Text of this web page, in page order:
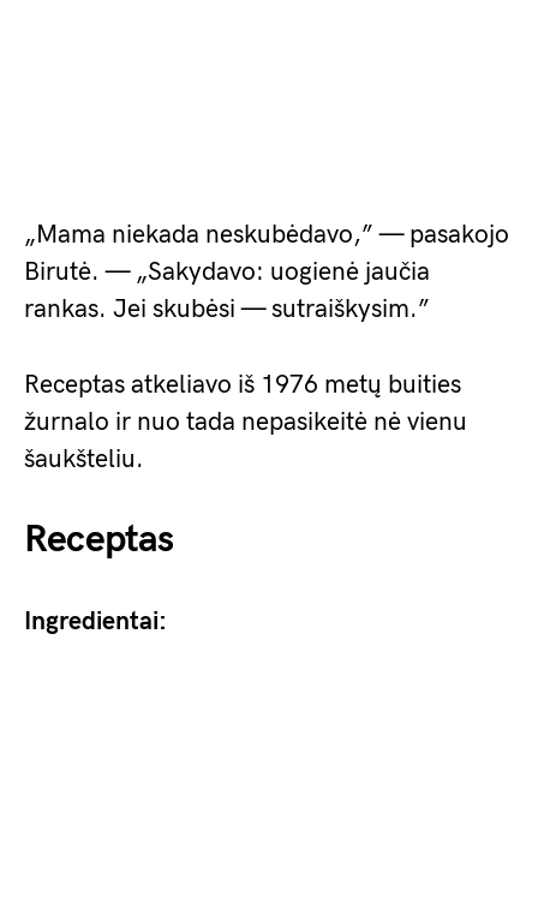
„Mama niekada neskubėdavo,” — pasakojo
Birutė. — „Sakydavo: uogienė jaučia
rankas. Jei skubėsi — sutraiškysim.”
Receptas atkeliavo iš 1976 metų buities
žurnalo ir nuo tada nepasikeitė nė vienu
šaukšteliu.
Receptas
Ingredientai: